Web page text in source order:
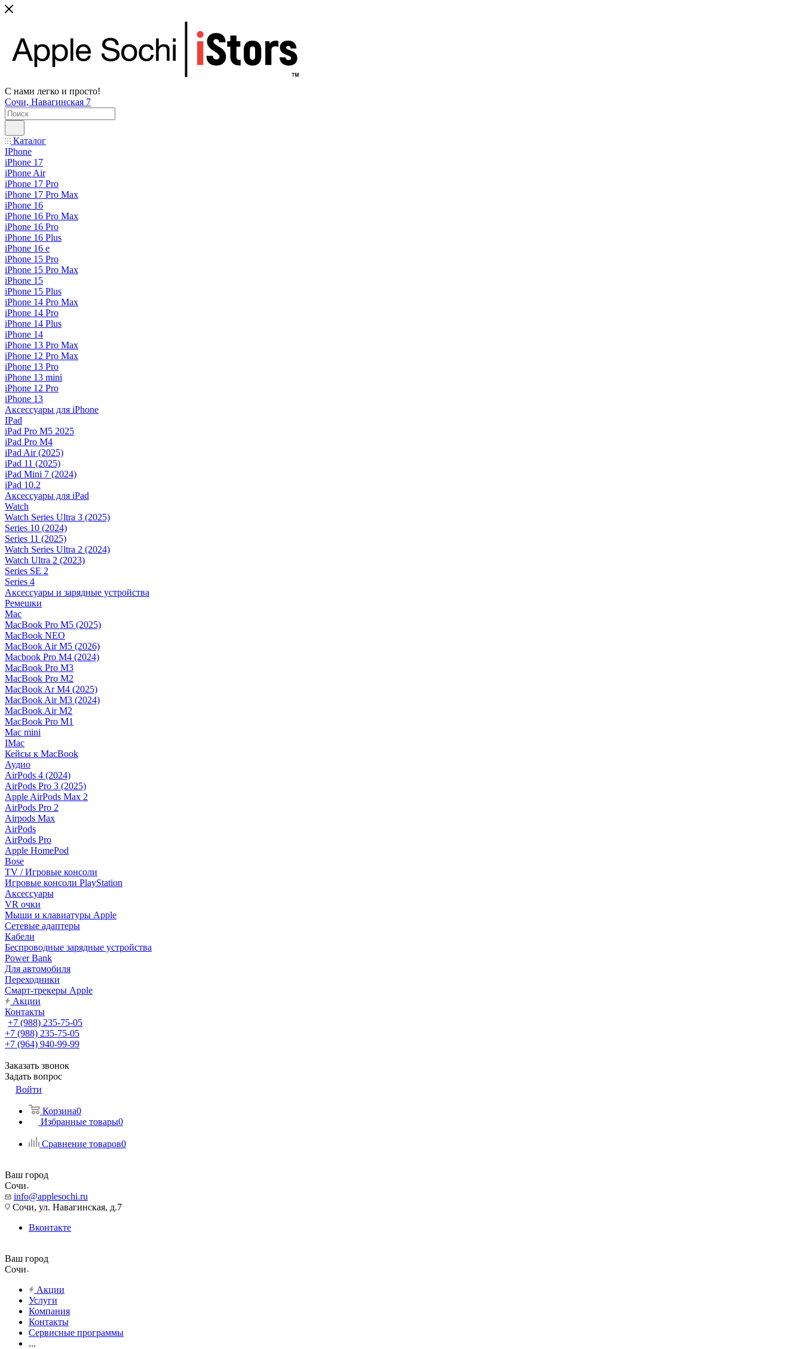
С нами легко и просто!
Сочи, Навагинская 7
Каталог
IPhone
iPhone 17
iPhone Air
iPhone 17 Pro
iPhone 17 Pro Max
iPhone 16
iPhone 16 Pro Max
iPhone 16 Pro
iPhone 16 Plus
iPhone 16 e
iPhone 15 Pro
iPhone 15 Pro Max
iPhone 15
iPhone 15 Plus
iPhone 14 Pro Max
iPhone 14 Pro
iPhone 14 Plus
iPhone 14
iPhone 13 Pro Max
iPhone 12 Pro Max
iPhone 13 Pro
iPhone 13 mini
iPhone 12 Pro
iPhone 13
Аксессуары для iPhone
IPad
iPad Pro M5 2025
iPad Pro M4
iPad Air (2025)
iPad 11 (2025)
iPad Mini 7 (2024)
iPad 10.2
Аксессуары для iPad
Watch
Watch Series Ultra 3 (2025)
Series 10 (2024)
Series 11 (2025)
Watch Series Ultra 2 (2024)
Watch Ultra 2 (2023)
Series SE 2
Series 4
Аксессуары и зарядные устройства
Ремешки
Mac
MacBook Pro M5 (2025)
MacBook NEO
MacBook Air M5 (2026)
Macbook Pro M4 (2024)
MacBook Pro M3
MacBook Pro M2
MacBook Ar M4 (2025)
MacBook Air M3 (2024)
MacBook Air M2
MacBook Pro M1
Mac mini
IMac
Кейсы к MacBook
Аудио
AirPods 4 (2024)
AirPods Pro 3 (2025)
Apple AirPods Max 2
AirPods Pro 2
Airpods Max
AirPods
AirPods Pro
Apple HomePod
Bose
TV / Игровые консоли
Игровые консоли PlayStation
Аксессуары
VR очки
Мыши и клавиатуры Apple
Сетевые адаптеры
Кабели
Беспроводные зарядные устройства
Power Bank
Для автомобиля
Переходники
Смарт-трекеры Apple
Акции
Контакты
+7 (988) 235-75-05
+7 (988) 235-75-05
+7 (964) 940-99-99
Заказать звонок
Задать вопрос
Войти
Корзина0
Избранные товары0
Сравнение товаров0
Ваш город
Сочи
info@applesochi.ru
Сочи, ул. Навагинская, д.7
Вконтакте
Ваш город
Сочи
Акции
Услуги
Компания
Контакты
Сервисные программы
...